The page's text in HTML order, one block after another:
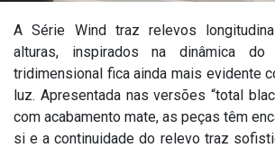
Assistência Técnica
Legendas Técnicas
Certificados
Aplicações Técnicas
Como acionar?
Dúvidas Frequentes
Dicas de Assistência
Caracteristícas SuperFormatos
Formato 100x200
Treinamento SuperFormatos
Superformatos
Contato
A Série Wind traz relevos
alturas, inspirados na dinâmica
tridimensional fica ainda mais evidente
luz. Apresentada nas versões “total
com acabamento mate, as peças têm
si e a continuidade do relevo traz